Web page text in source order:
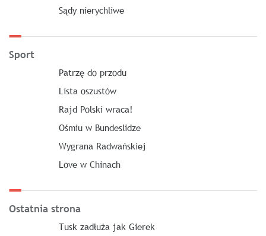
Sądy nierychliwe
Sport
Patrzę do przodu
Lista oszustów
Rajd Polski wraca!
Ośmiu w Bundeslidze
Wygrana Radwańskiej
Love w Chinach
Ostatnia strona
Tusk zadłuża jak Gierek